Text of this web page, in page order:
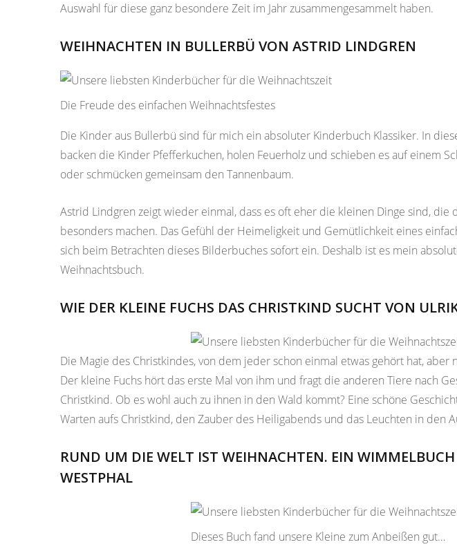
Auswahl für diese ganz besondere Zeit im Jahr zusammengesammelt haben.
WEIHNACHTEN IN BULLERBÜ VON ASTRID LINDGREN
Die Freude des einfachen Weihnachtsfestes
Die Kinder aus Bullerbü sind für mich ein absoluter Kinderbuch Klassiker. In
backen die Kinder Pfefferkuchen, holen Feuerholz und schieben es auf einem
oder schmücken gemeinsam den Tannenbaum.
Astrid Lindgren zeigt wieder einmal, dass es oft eher die kleinen Dinge sind, die
besonders machen. Das Gefühl der Heimeligkeit und Gemütlichkeit eines
sich beim Betrachten dieses Bilderbuches sofort ein. Deshalb ist es mein
Weihnachtsbuch.
WIE DER KLEINE FUCHS DAS CHRISTKIND SUCHT VON
Die Magie des Christkindes, von dem jeder schon einmal etwas gehört hat, aber
Der kleine Fuchs hört das erste Mal von ihm und fragt die anderen Tiere nach
Christkind. Ob es wohl auch zu ihnen in den Wald kommt? Eine schöne
Warten aufs Christkind, den Zauber des Heiligabends und das Leuchten in den
RUND UM DIE WELT IST WEIHNACHTEN. EIN
WESTPHAL
Dieses Buch fand unsere Kleine zum Anbeißen gut…